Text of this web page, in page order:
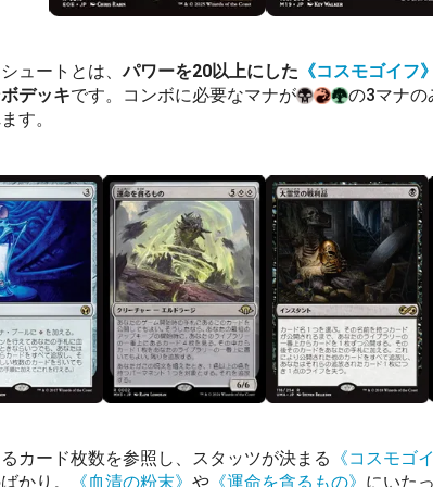
ュートとは、パワーを20以上にした 《コスモゴイフ》
デッキです。コンボに必要なマナが
の3マナの
す。
カード枚数を参照し、スタッツが決まる 《コスモゴ
かり。
《血清の粉末》 や 《運命を貪るもの》 にいた